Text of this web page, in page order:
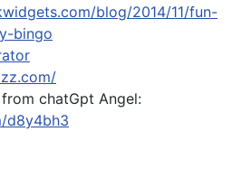
blog/2014/11/fun-
bingo
chatGpt Angel:
d8y4bh3